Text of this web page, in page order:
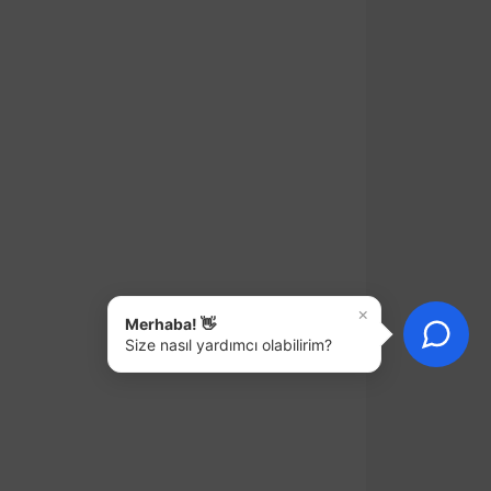
×
Merhaba! 👋
Size nasıl yardımcı olabilirim?